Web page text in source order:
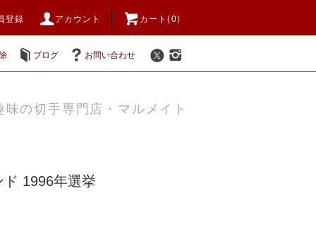
登録 アカウント カート(0)
ブログ お問い合わせ
味の切手専門店・マルメイト
1996年選挙